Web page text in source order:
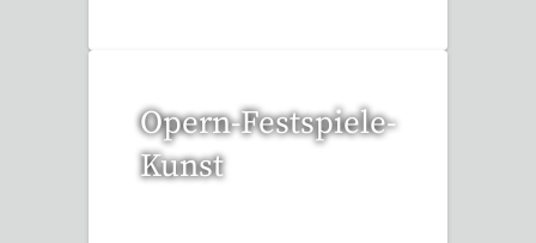
Opern-Festspiele-
Kunst